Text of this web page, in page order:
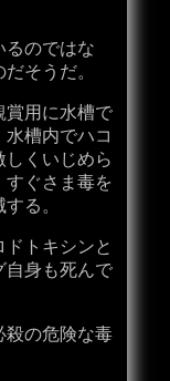
のではな
そうだ。
用に水槽で
槽内でハコ
くいじめら
すぐさま毒を
る。
トキシンと
自身も死んで
の危険な毒